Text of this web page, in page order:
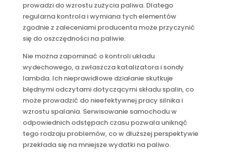
prowadzi do wzrostu zużycia paliwa. Dlatego
regularna kontrola i wymiana tych elementów
zgodnie z zaleceniami producenta może przyczynić
się do oszczędności na paliwie.
Nie można zapominać o kontroli układu
wydechowego, a zwłaszcza katalizatora i sondy
lambda. Ich nieprawidłowe działanie skutkuje
błędnymi odczytami dotyczącymi składu spalin, co
może prowadzić do nieefektywnej pracy silnika i
wzrostu spalania. Serwisowanie samochodu w
odpowiednich odstępach czasu pozwala uniknąć
tego rodzaju problemów, co w dłuższej perspektywie
przekłada się na mniejsze wydatki na paliwo.